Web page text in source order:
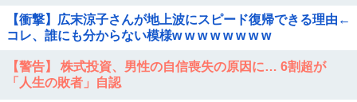
【衝撃】広末涼子さんが地上波にスピード復帰できる理由←
コレ、誰にも分からない模様w w w w w w w w
【警告】 株式投資、男性の自信喪失の原因に… 6割超が
「人生の敗者」自認